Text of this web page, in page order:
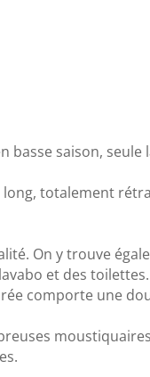
basse saison,
totalement
On y trouve
et des toilettes.
comporte une